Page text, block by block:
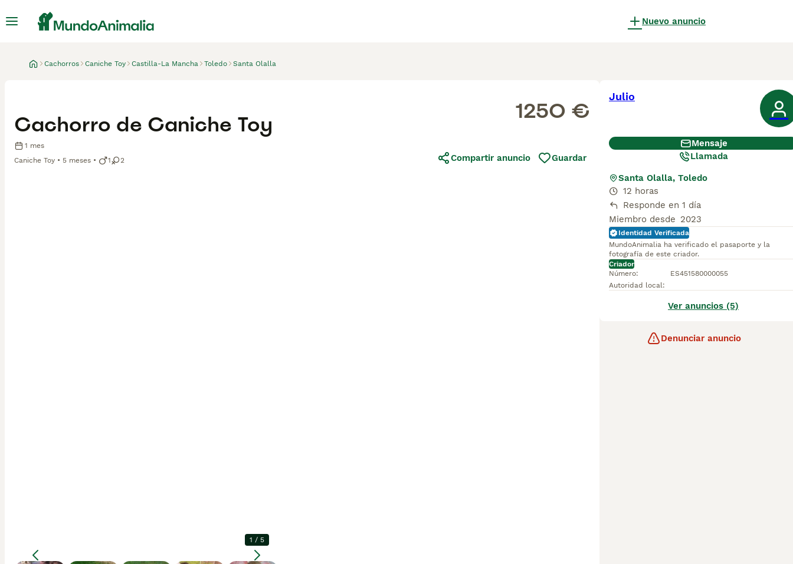
Nuevo anuncio
Cachorros Caniche Toy Castilla-La Mancha Toledo Santa Olalla
1 / 5
Cachorro de Caniche Toy
1 mes
Caniche Toy
5 meses 1 2
1250 €
Compartir anuncio Guardar
Julio
Mensaje
Llamada
Santa Olalla, Toledo
12 horas
Responde en 1 día
Miembro desde 2023
Identidad Verificada
MundoAnimalia ha verificado el pasaporte y la
fotografía de este criador.
Criador
Número:
ES451580000055
Autoridad local:
Ver anuncios (5)
Denunciar anuncio